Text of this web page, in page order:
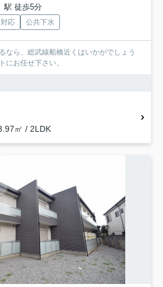
駅 徒歩5分
応 公共下水
なら、総武線船橋近くはいかがでしょう
にお任せ下さい。
㎡ / 2LDK